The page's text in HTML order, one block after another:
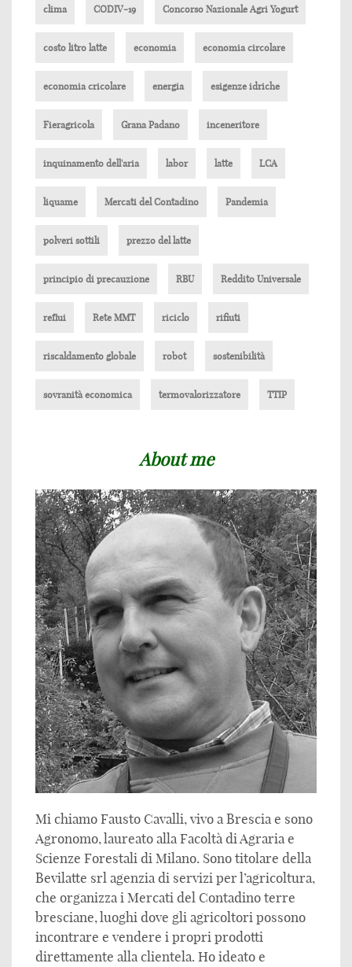
clima CODIV-19 Concorso Nazionale Agri Yogurt
costo litro latte economia economia circolare
economia cricolare energia esigenze idriche
Fieragricola Grana Padano inceneritore
inquinamento dell'aria labor latte LCA
liquame Mercati del Contadino Pandemia
polveri sottili prezzo del latte
principio di precauzione RBU Reddito Universale
reflui Rete MMT riciclo rifiuti
riscaldamento globale robot sostenibilità
sovranità economica termovalorizzatore TTIP
About me
Mi chiamo Fausto Cavalli, vivo a Brescia e sono
Agronomo, laureato alla Facoltà di Agraria e
Scienze Forestali di Milano. Sono titolare della
Bevilatte srl agenzia di servizi per l’agricoltura,
che organizza i Mercati del Contadino terre
bresciane, luoghi dove gli agricoltori possono
incontrare e vendere i propri prodotti
direttamente alla clientela. Ho ideato e